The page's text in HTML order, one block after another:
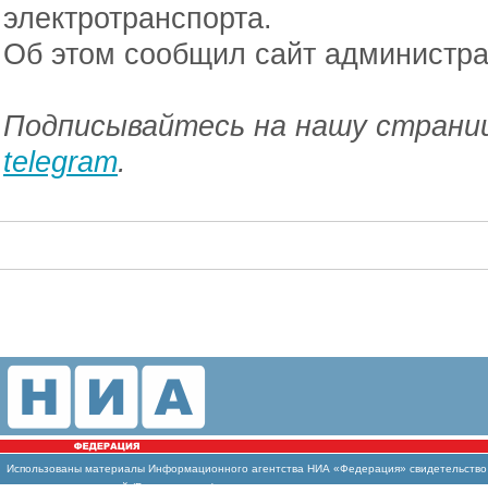
электротранспорта.
Об этом сообщил сайт
Подписывайтесь на нашу
telegram.
Использованы материалы Информационного агентства НИА «Федерация»
массовых коммуникаций (Роскомнадзор)